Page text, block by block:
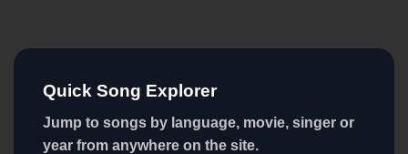
Quick Song Explorer
Jump to songs by language, movie, singer or
year from anywhere on the site.